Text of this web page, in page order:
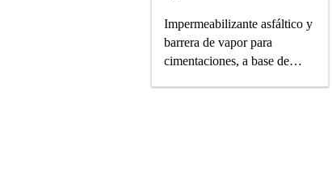
Impermeabilizante asfáltico y
barrera de vapor para
cimentaciones, a base de